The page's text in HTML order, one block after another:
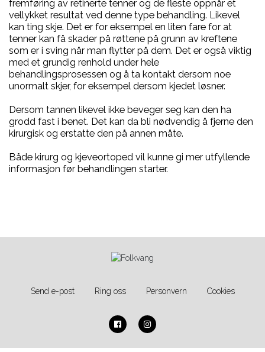
fremføring av retinerte tenner og de fleste oppnår et
vellykket resultat ved denne type behandling. Likevel
kan ting skje. Det er for eksempel en liten fare for at
tenner kan få skader på røttene på grunn av kreftene
som er i sving når man flytter på dem. Det er også viktig
med et grundig renhold under hele
behandlingsprosessen og å ta kontakt dersom noe
unormalt skjer, for eksempel dersom kjedet løsner.
Dersom tannen likevel ikke beveger seg kan den ha
grodd fast i benet. Det kan da bli nødvendig å fjerne den
kirurgisk og erstatte den på annen måte.
Både kirurg og kjeveortoped vil kunne gi mer utfyllende
informasjon før behandlingen starter.
Send e-post Ring oss Personvern Cookies